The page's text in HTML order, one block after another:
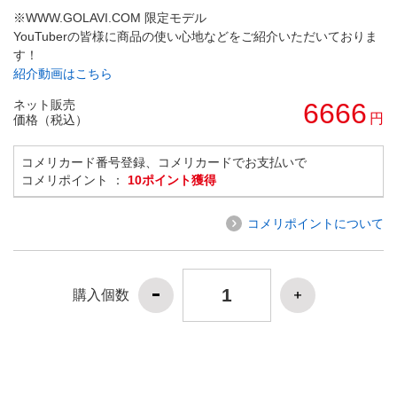
※WWW.GOLAVI.COM 限定モデル
YouTuberの皆様に商品の使い心地などをご紹介いただいておりま
す！
紹介動画はこちら
ネット販売
価格（税込）
6666 円
コメリカード番号登録、コメリカードでお支払いで
コメリポイント ： 10ポイント獲得
コメリポイントについて
購入個数